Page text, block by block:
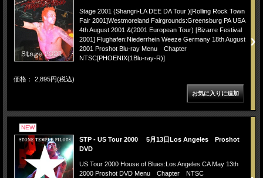
Stage 2001 (Shangri-LA DEE DA Tour )[Rolling Rock Town
Fair 2001]Westmoreland Fairgrounds:Greensburg PA USA
4th August 2001 &(2001 European Tour) [Bizarre Festival
2001] Flughafen:Niederrhein Weeze Germany 18th August
2001 Proshot Blu-ray Menu Chapter
NTSC[PHOENIX(1Blu-ray-R)]
価格： 2,895円(税込)
NEW
STP - US Tour 2000 5月13日Los Angeles Proshot
DVD
US Tour 2000 House of Blues:Los Angeles CA May 13th
2000 Proshot DVD Menu Chapter NTSC